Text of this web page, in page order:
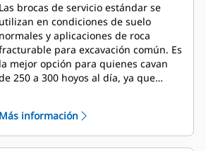
Las brocas de servicio estándar se
utilizan en condiciones de suelo
normales y aplicaciones de roca
para excavación común. Es
la mejor opción para quienes cavan
250 a 300 hoyos al día, ya que
Más información